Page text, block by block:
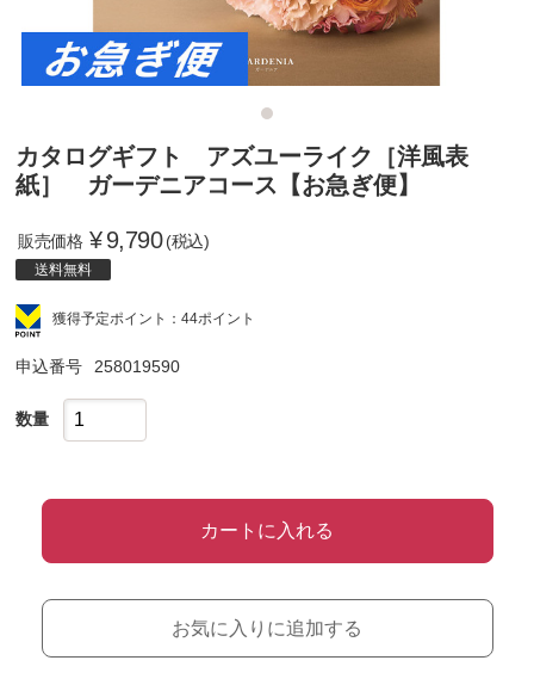
カタログギフト アズユーライク［洋風表
紙］ ガーデニアコース【お急ぎ便】
販売価格 ¥9,790 (税込)
送料無料
獲得予定ポイント：44ポイント
申込番号 258019590
数量
カートに入れる
お気に入りに追加する